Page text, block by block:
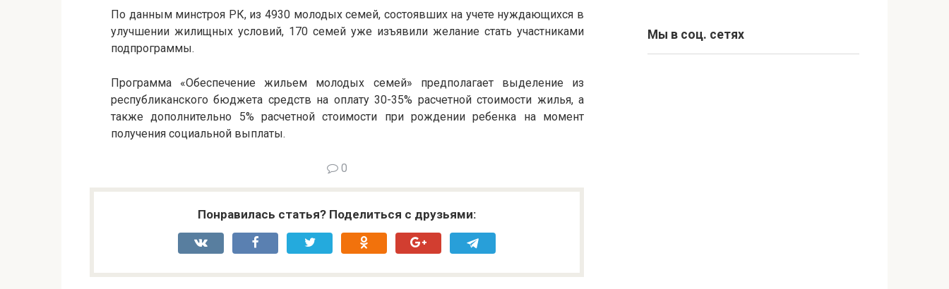
По данным минстроя РК, из 4930 молодых семей, состоявших на учете нуждающихся в
улучшении жилищных условий, 170 семей уже изъявили желание стать участниками
подпрограммы.
Программа «Обеспечение жильем молодых семей» предполагает выделение из
республиканского бюджета средств на оплату 30-35% расчетной стоимости жилья, а
также дополнительно 5% расчетной стоимости при рождении ребенка на момент
получения социальной выплаты.
0
Понравилась статья? Поделиться с друзьями:
Мы в соц. сетях